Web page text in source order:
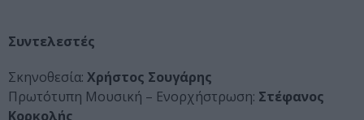
Συντελεστές
Σκηνοθεσία: Χρήστος Σουγάρης
Πρωτότυπη Μουσική – Ενορχήστρωση: Στέφανος
Κορκολής